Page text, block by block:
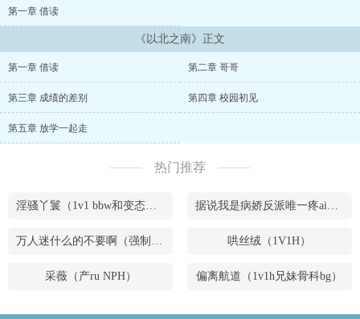
起。”“为什么？”“因为我想和你谈恋ai。”于是高二那年夏天，两个人
就开始了地下恋。他载她回家，他骑着车子绕着小城载她兜风。在山
顶的长信亭一起许愿，期盼度过岁岁年年。后来他们一个在南，一个
时候开 会很慢 先放个文案主打慢节奏 细水长流 希望这次可以写的细
下次不开兄妹文了微博：@一枝顾苏禾主页直达：一枝顾苏禾ai发
电：@顾苏禾主页直达：顾苏禾的ai发电...
第一章 借读
《以北之南》正文
第一章 借读 第二章 哥哥
第三章 成绩的差别 第四章 校园初见
第五章 放学一起走
热门推荐
淫骚丫鬟（1v1 bbw和变态腹黑男） 据说我是病娇反派唯一疼ai的妹妹（兄妹骨）
万人迷什么的不要啊（强制NPH） 哄丝绒（1V1H）
采薇（产ru NPH） 偏离航道（1v1h兄妹骨科bg）